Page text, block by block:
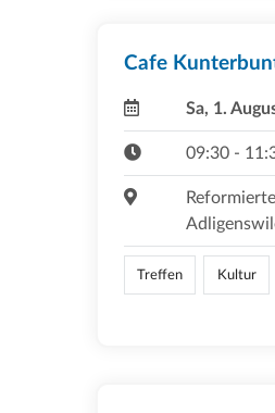
Cafe
Sa, 1.
09:30 -
Treffen Kultur